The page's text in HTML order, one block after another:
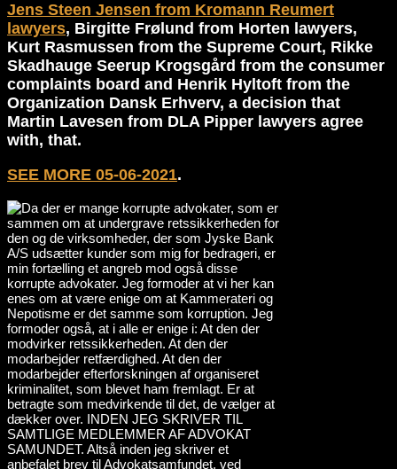
Jens Steen Jensen from Kromann Reumert
lawyers, Birgitte Frølund from Horten lawyers,
Kurt Rasmussen from the Supreme Court, Rikke
Skadhauge Seerup Krogsgård from the consumer
complaints board and Henrik Hyltoft from the
Organization Dansk Erhverv, a decision that
Martin Lavesen from DLA Pipper lawyers agree
with, that.
SEE MORE 05-06-2021.